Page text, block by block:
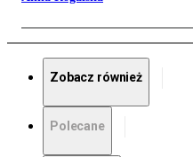
Zobacz również
Polecane